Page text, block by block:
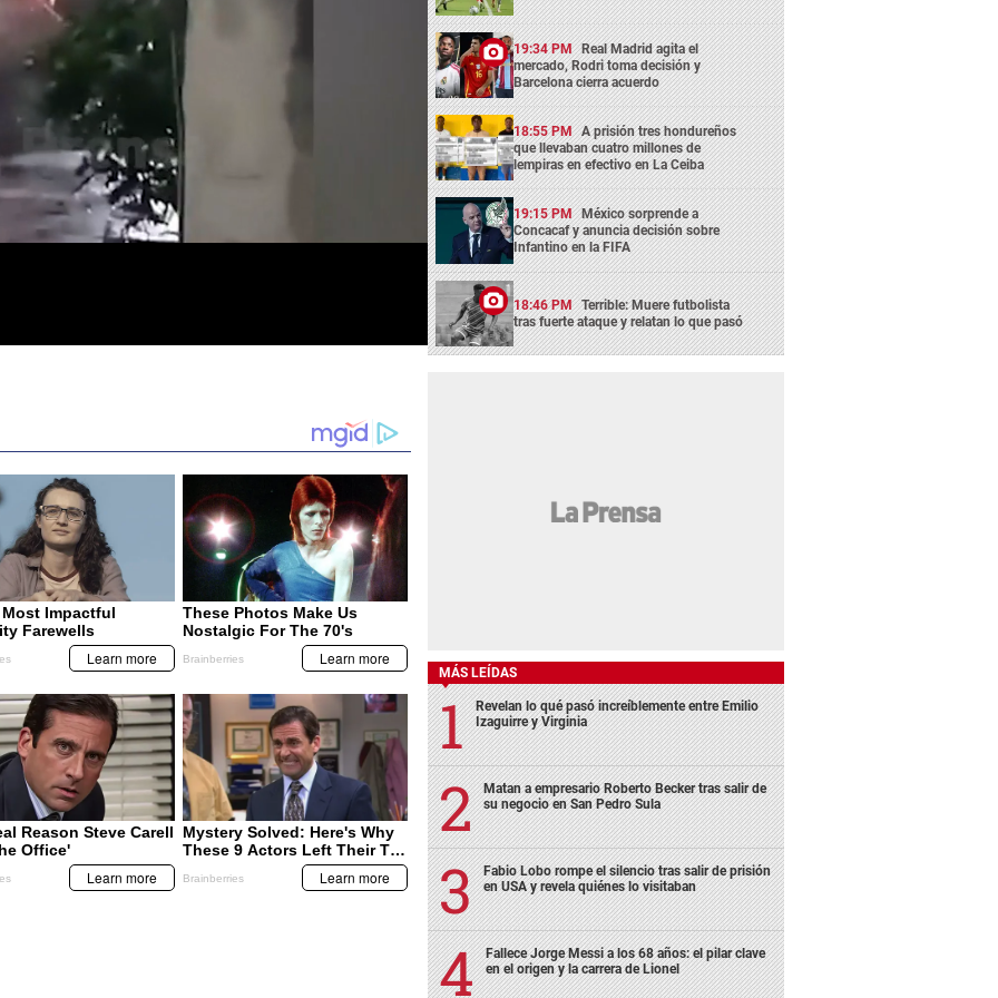
19:34 PM Real Madrid agita el
mercado, Rodri toma decisión y
Barcelona cierra acuerdo
18:55 PM A prisión tres hondureños
que llevaban cuatro millones de
lempiras en efectivo en La Ceiba
19:15 PM México sorprende a
Concacaf y anuncia decisión sobre
Infantino en la FIFA
18:46 PM Terrible: Muere futbolista
tras fuerte ataque y relatan lo que pasó
MÁS LEÍDAS
Revelan lo qué pasó increíblemente entre Emilio
Izaguirre y Virginia
Matan a empresario Roberto Becker tras salir de
su negocio en San Pedro Sula
Fabio Lobo rompe el silencio tras salir de prisión
en USA y revela quiénes lo visitaban
Fallece Jorge Messi a los 68 años: el pilar clave
en el origen y la carrera de Lionel